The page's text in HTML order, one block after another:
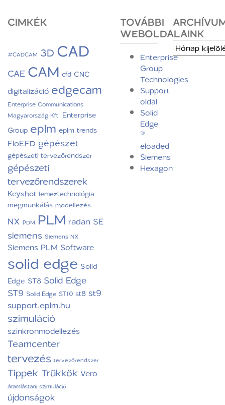
CIMKÉK
#CADCAM 3DCAD
CAE CAM cfd CNC
digitalizáció edgecam
Enterprise Communications
Magyarország Kft. Enterprise
Group eplm eplm trends
FloEFD gépészet
gépészeti tervezőrendszer
gépészeti
tervezőrendszerek
Keyshot lemeztechnológia
megmunkálás modellezés
NX PDM PLM radan SE
siemens Siemens NX
Siemens PLM Software
solid edge Solid
Edge ST8 Solid Edge
ST9 Solid Edge ST10 st8 st9
support.eplm.hu
szimuláció
szinkronmodellezés
Teamcenter
tervezés tervezőrendszer
Tippek Trükkök Vero
áramlástani szimuláció
újdonságok
TOVÁBBI
WEBOLDALAINK
Enterprise
Group
Technologies
Support
oldal
Solid
Edge
®
eloaded
Siemens
Hexagon
Archívum